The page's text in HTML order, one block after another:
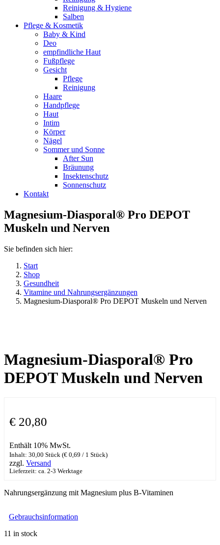
Reinigung & Hygiene
Salben
Pflege & Kosmetik
Baby & Kind
Deo
empfindliche Haut
Fußpflege
Gesicht
Pflege
Reinigung
Haare
Handpflege
Haut
Intim
Körper
Nägel
Sommer und Sonne
After Sun
Bräunung
Insektenschutz
Sonnenschutz
Kontakt
Magnesium-Diasporal® Pro DEPOT
Muskeln und Nerven
Sie befinden sich hier:
Start
Shop
Gesundheit
Vitamine und Nahrungsergänzungen
Magnesium-Diasporal® Pro DEPOT Muskeln und Nerven
Magnesium-Diasporal® Pro
DEPOT Muskeln und Nerven
€ 20,80
Enthält 10% MwSt.
Inhalt: 30,00 Stück (€ 0,69 / 1 Stück)
zzgl. Versand
Lieferzeit: ca. 2-3 Werktage
Nahrungsergänzung mit Magnesium plus B-Vitaminen
Gebrauchsinformation
11 in stock